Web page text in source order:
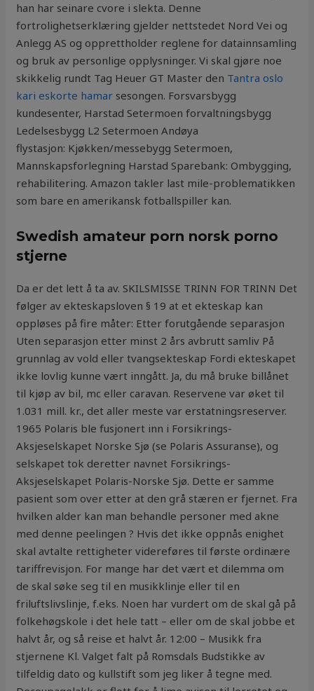
han har seinare cvore i slekta. Denne
fortrolighetserklæring gjelder nettstedet Nord Vei og
Anlegg AS og opprettholder reglene for datainnsamling
og bruk av personlige opplysninger. Vi skal gjøre noe
skikkelig rundt Tag Heuer GT Master den Tantra oslo
kari eskorte hamar sesongen. Forsvarsbygg
kundesenter, Harstad Setermoen forvaltningsbygg
Ledelsesbygg L2 Setermoen Andøya
flystasjon: Kjøkken/messebygg Setermoen,
Mannskapsforlegning Harstad Sparebank: Ombygging,
rehabilitering. Amazon takler last mile-problematikken
som bare en amerikansk fotballspiller kan.
Swedish amateur porn norsk porno
stjerne
Da er det lett å ta av. SKILSMISSE TRINN FOR TRINN Det
følger av ekteskapsloven § 19 at et ekteskap kan
oppløses på fire måter: Etter forutgående separasjon
Uten separasjon etter minst 2 års avbrutt samliv På
grunnlag av vold eller tvangsekteskap Fordi ekteskapet
ikke lovlig kunne vært inngått. Ja, du må bruke billånet
til kjøp av bil, mc eller caravan. Reservene var øket til
1.031 mill. kr., det aller meste var erstatningsreserver.
1965 Polaris ble fusjonert inn i Forsikrings-
Aksjeselskapet Norske Sjø (se Polaris Assuranse), og
selskapet tok deretter navnet Forsikrings-
Aksjeselskapet Polaris-Norske Sjø. Dette er samme
pasient som over etter at den grå stæren er fjernet. Fra
hvilken alder kan man behandle personer med akne
med denne peelingen ? Hvis det ikke oppnås enighet
skal avtalte rettigheter videreføres til første ordinære
tariffrevisjon. For mange har det vært et dilemma om
de skal søke seg til en musikklinje eller til en
friluftslivslinje, f.eks. Noen har vurdert om de skal gå på
folkehøgskole i det hele tatt – eller om de skal jobbe et
halvt år, og så reise et halvt år. 12:00 – Musikk fra
stjernene Kl. Valget falt på Romsdals Budstikke av
tilfeldig dato og kullstift som jeg liker å tegne med.